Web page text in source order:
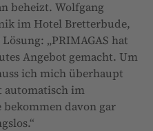
beheizt. Wolfgang
im Hotel Bretterbude,
„PRIMAGAS hat
Angebot gemacht. Um
ich mich überhaupt
automatisch im
davon gar